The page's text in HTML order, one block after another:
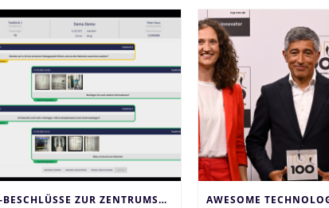
GBA-BESCHLÜSSE ZUR ZENTRUMSBILDUNG